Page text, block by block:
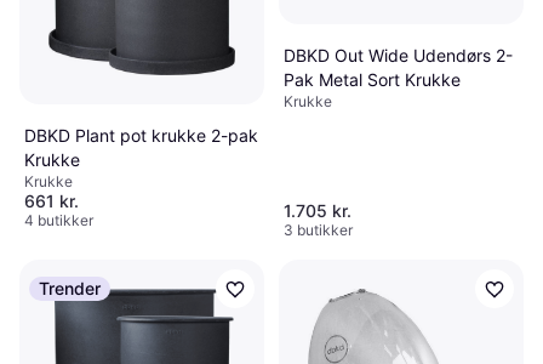
DBKD Plant pot krukke 2-pak
Krukke
Krukke
661 kr.
4 butikker
DBKD Out Wide Udendørs 2-
Pak Metal Sort Krukke
Krukke
1.705 kr.
3 butikker
Trender